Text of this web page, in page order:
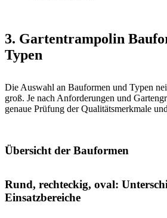
3. Gartentrampolin
Typen
Die Auswahl an Bauformen und Typen
groß. Je nach Anforderungen und
genaue Prüfung der Qualitätsmerkmale
Übersicht der Bauformen
Rund, rechteckig, oval:
Einsatzbereiche